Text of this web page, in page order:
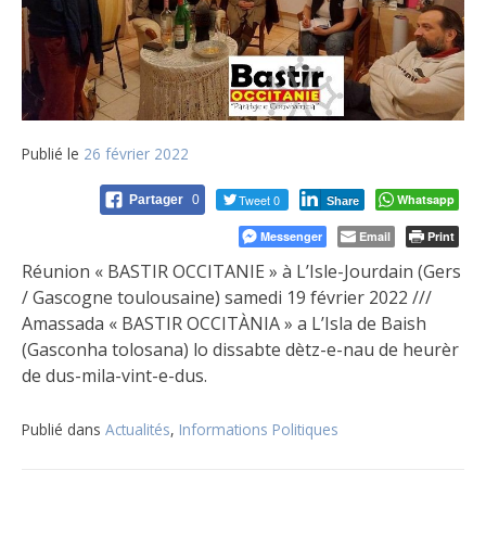
Publié le 26 février 2022
Partager 0 Tweet 0 Share Whatsapp
Messenger Email Print
Réunion « BASTIR OCCITANIE » à L’Isle-Jourdain (Gers
/ Gascogne toulousaine) samedi 19 février 2022 ///
Amassada « BASTIR OCCITÀNIA » a L’Isla de Baish
(Gasconha tolosana) lo dissabte dètz-e-nau de heurèr
de dus-mila-vint-e-dus.
Publié dans Actualités, Informations Politiques